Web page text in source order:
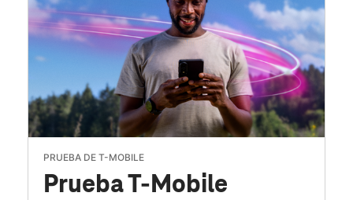
PRUEBA DE T-MOBILE
Prueba T-Mobile